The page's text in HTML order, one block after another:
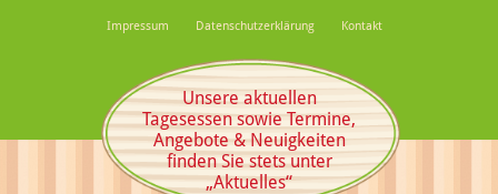
Impressum Datenschutzerklärung Kontakt
Unsere aktuellen
Tagesessen sowie Termine,
Angebote & Neuigkeiten
finden Sie stets unter
„Aktuelles“